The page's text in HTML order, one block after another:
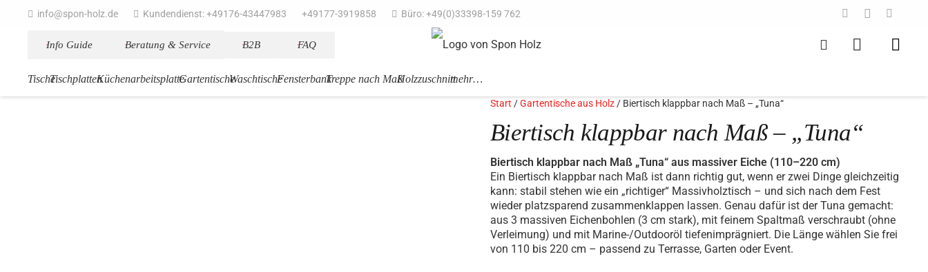
info@spon-holz.de Kundendienst: +49176-43447983 +49177-3919858 Büro: +49(0)33398-159 762
Info Guide Beratung & Service B2B FAQ
TischeTischplattenKüchenarbeitsplatteGartentischeWaschtischeFensterbankTreppe nach MaßHolzzuschnittmehr…
Start /Gartentische aus Holz/ Biertisch klappbar nach Maß – „Tuna“
Biertisch klappbar nach Maß – „Tuna“
Biertisch klappbar nach Maß „Tuna“ aus massiver Eiche (110–220 cm)
Ein Biertisch klappbar nach Maß ist dann richtig gut, wenn er zwei Dinge gleichzeitig
kann: stabil stehen wie ein „richtiger“ Massivholztisch – und sich nach dem Fest
wieder platzsparend zusammenklappen lassen. Genau dafür ist der Tuna gemacht:
aus 3 massiven Eichenbohlen (3 cm stark), mit feinem Spaltmaß verschraubt (ohne
Verleimung) und mit Marine-/Outdooröl tiefenimprägniert. Die Länge wählen Sie frei
von 110 bis 220 cm – passend zu Terrasse, Garten oder Event.